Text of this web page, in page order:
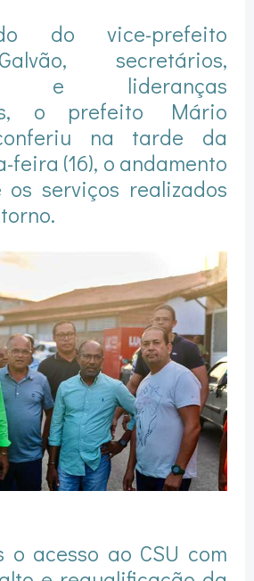
do vice-prefeito
secretários,
e lideranças
o prefeito Mário
na tarde da
feira (16), o andamento
serviços realizados
o acesso ao CSU com